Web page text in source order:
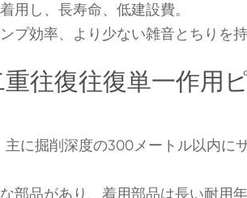
用し、長寿命、低建設費。
プ効率、より少ない雑音とちりを持
往復往復単一作用
に掘削深度の300メートル以内に
部品があり、着用部品は長い耐用年